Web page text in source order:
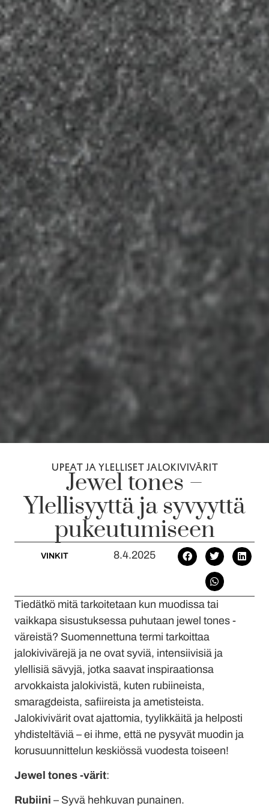
UPEAT JA YLELLISET JALOKIVIVÄRIT
Jewel tones –
Ylellisyyttä ja syvyyttä
pukeutumiseen
VINKIT 8.4.2025
Tiedätkö mitä tarkoitetaan kun muodissa tai
vaikkapa sisustuksessa puhutaan jewel tones -
väreistä? Suomennettuna termi tarkoittaa
jalokivivärejä ja ne ovat syviä, intensiivisiä ja
ylellisiä sävyjä, jotka saavat inspiraationsa
arvokkaista jalokivistä, kuten rubiineista,
smaragdeista, safiireista ja ametisteista.
Jalokivivärit ovat ajattomia, tyylikkäitä ja helposti
yhdisteltäviä – ei ihme, että ne pysyvät muodin ja
korusuunnittelun keskiössä vuodesta toiseen!
Jewel tones -värit:
Rubiini – Syvä hehkuvan punainen.